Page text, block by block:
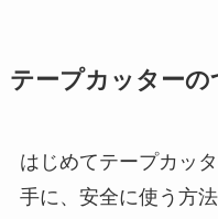
テープカッターの
はじめてテープカッ
手に、安全に使う方